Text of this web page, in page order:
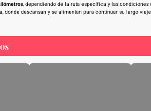
, dependiendo de la ruta específica y las
donde descansan y se alimentan para continuar su largo